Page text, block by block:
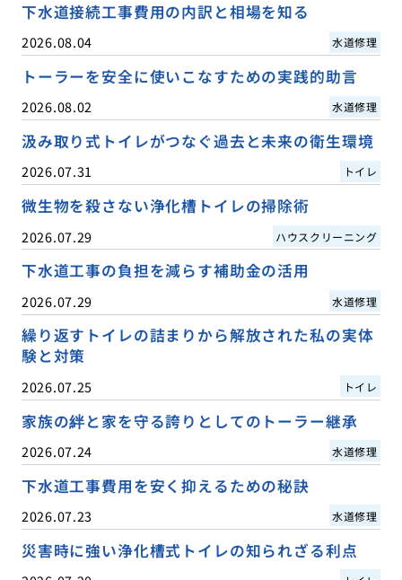
下水道接続工事費用の内訳と相場を知る
2026.08.04 水道修理
トーラーを安全に使いこなすための実践的助言
2026.08.02 水道修理
汲み取り式トイレがつなぐ過去と未来の衛生環境
2026.07.31 トイレ
微生物を殺さない浄化槽トイレの掃除術
2026.07.29 ハウスクリーニング
下水道工事の負担を減らす補助金の活用
2026.07.29 水道修理
繰り返すトイレの詰まりから解放された私の実体
験と対策
2026.07.25 トイレ
家族の絆と家を守る誇りとしてのトーラー継承
2026.07.24 水道修理
下水道工事費用を安く抑えるための秘訣
2026.07.23 水道修理
災害時に強い浄化槽式トイレの知られざる利点